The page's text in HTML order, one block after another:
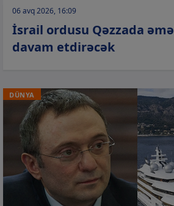
06 avq 2026, 16:09
İsrail ordusu Qəzzada
davam etdirəcək
DÜNYA